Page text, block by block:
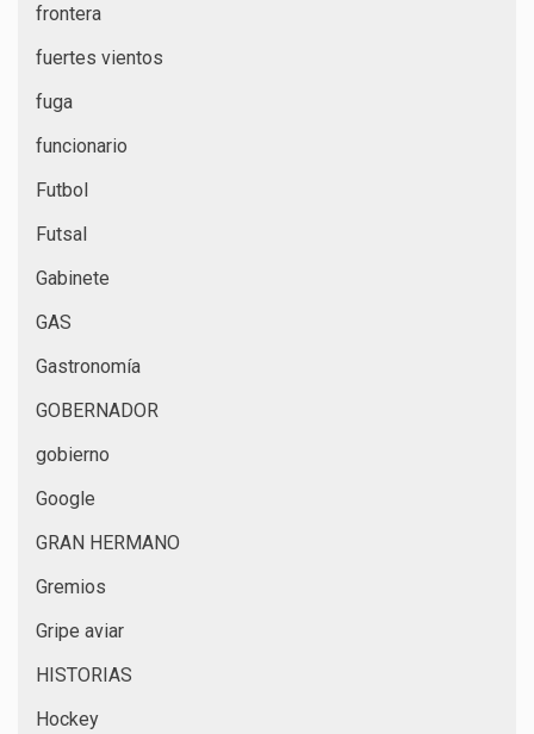
frontera
fuertes vientos
fuga
funcionario
Futbol
Futsal
Gabinete
GAS
Gastronomía
GOBERNADOR
gobierno
Google
GRAN HERMANO
Gremios
Gripe aviar
HISTORIAS
Hockey